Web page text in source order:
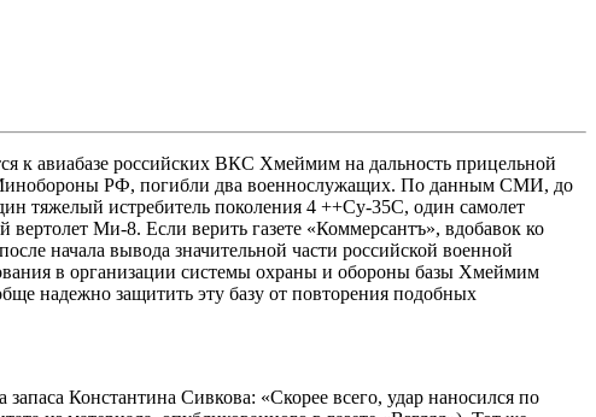
к авиабазе российских ВКС Хмеймим на дальность прицельной
Минобороны РФ, погибли два военнослужащих. По данным СМИ, до
тяжелый истребитель поколения 4 ++Су-35С, один самолет
Ми-8. Если верить газете «Коммерсантъ», вдобавок ко
начала вывода значительной части российской военной
в организации системы охраны и обороны базы Хмеймим
надежно защитить эту базу от повторения подобных
Константина Сивкова: «Скорее всего, удар наносился по